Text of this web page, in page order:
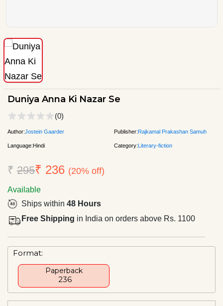
Duniya Anna Ki Nazar Se
(0)
Author:Jostein Gaarder Publisher:Rajkamal Prakashan Samuh
Language:Hindi Category:Literary-fiction
₹ 295₹ 236 (20% off)
Available
Ships within 48 Hours
Free Shipping in India on orders above Rs. 1100
Format:
Paperback
₹ 236